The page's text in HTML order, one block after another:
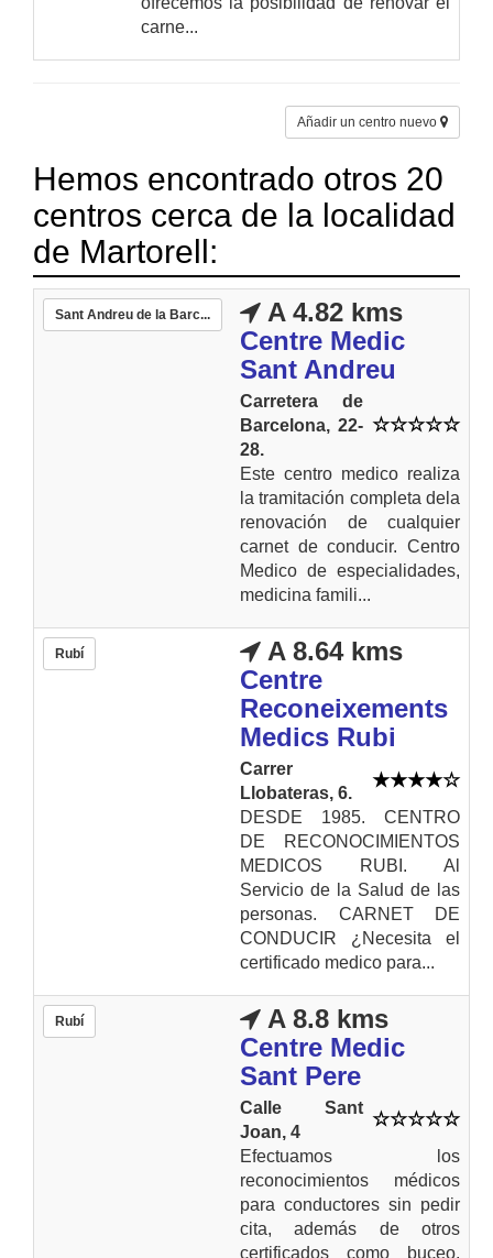
carne...
Añadir un centro nuevo
Hemos encontrado otros 20
centros cerca de la localidad
de Martorell:
Sant Andreu de la Barc...
A 4.82 kms
Centre Medic
Sant Andreu
Carretera de
Barcelona, 22-
28.
Este centro medico realiza
la tramitación completa dela
renovación de cualquier
carnet de conducir. Centro
Medico de especialidades,
medicina famili...
Rubí
A 8.64 kms
Centre
Reconeixements
Medics Rubi
Carrer
Llobateras, 6.
DESDE 1985. CENTRO
DE RECONOCIMIENTOS
MEDICOS RUBI. Al
Servicio de la Salud de las
personas. CARNET DE
CONDUCIR ¿Necesita el
certificado medico para...
Rubí
A 8.8 kms
Centre Medic
Sant Pere
Calle Sant
Joan, 4
Efectuamos los
reconocimientos médicos
para conductores sin pedir
cita, además de otros
certificados como buceo,